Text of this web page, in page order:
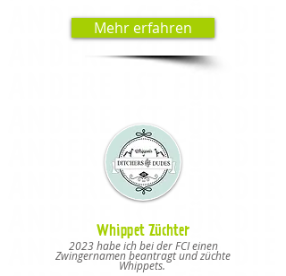
Mehr erfahren
Whippet Züchter
2023 habe ich bei der FCI einen
Zwingernamen beantragt und züchte
Whippets.